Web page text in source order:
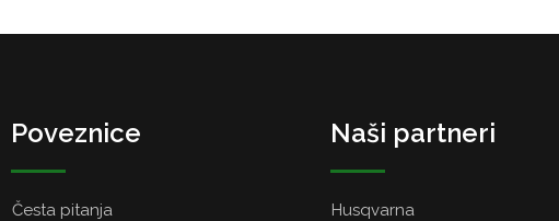
Poveznice
Česta pitanja
Naši partneri
Husqvarna